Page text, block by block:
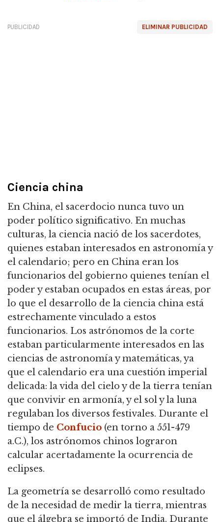
ELIMINAR PUBLICIDAD
PUBLICIDAD
Ciencia china
En China, el sacerdocio nunca tuvo un
poder político significativo. En muchas
culturas, la ciencia nació de los sacerdotes,
quienes estaban interesados en astronomía y
el calendario; pero en China eran los
funcionarios del gobierno quienes tenían el
poder y estaban ocupados en estas áreas, por
lo que el desarrollo de la ciencia china está
estrechamente vinculado a estos
funcionarios. Los astrónomos de la corte
estaban particularmente interesados en las
ciencias de astronomía y matemáticas, ya
que el calendario era una cuestión imperial
delicada: la vida del cielo y de la tierra tenían
que convivir en armonía, y el sol y la luna
regulaban los diversos festivales. Durante el
tiempo de Confucio (en torno a 551-479
a.C.), los astrónomos chinos lograron
calcular acertadamente la ocurrencia de
eclipses.
La geometría se desarrolló como resultado
de la necesidad de medir la tierra, mientras
que el álgebra se importó de India. Durante